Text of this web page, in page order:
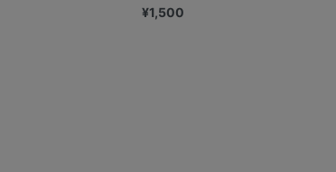
¥1,500